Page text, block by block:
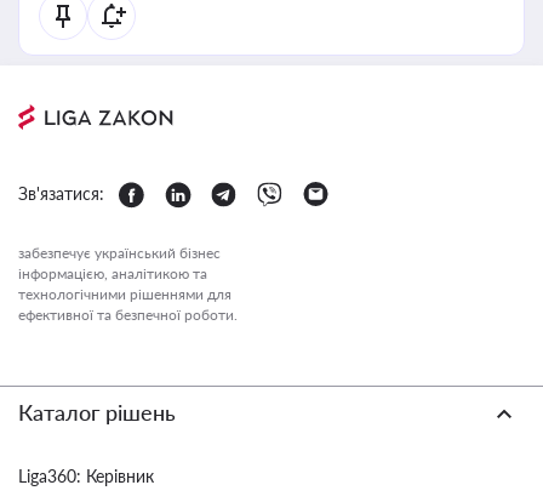
Зв'язатися:
забезпечує український бізнес
інформацією, аналітикою та
технологічними рішеннями для
ефективної та безпечної роботи.
Каталог рішень
Liga360: Керівник